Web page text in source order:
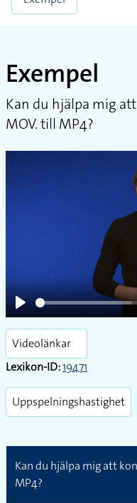
Exempel
Kan du hjälpa mig
MOV. till MP4?
Play
Videolänkar
Lexikon-ID:19471
Uppspelningshastighet
Kan du hjälpa mig att
MP4?